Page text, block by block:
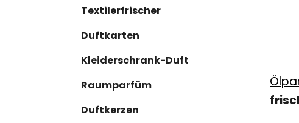
Textilerfrischer
Duftkarten
Kleiderschrank-Duft
Raumparfüm
Duftkerzen